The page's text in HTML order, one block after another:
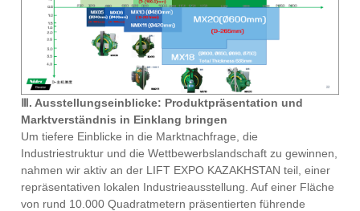
Ⅲ. Ausstellungseinblicke: Produktpräsentation und
Marktverständnis in Einklang bringen
Um tiefere Einblicke in die Marktnachfrage, die
Industriestruktur und die Wettbewerbslandschaft zu gewinnen,
nahmen wir aktiv an der LIFT EXPO KAZAKHSTAN teil, einer
repräsentativen lokalen Industrieausstellung. Auf einer Fläche
von rund 10.000 Quadratmetern präsentierten führende